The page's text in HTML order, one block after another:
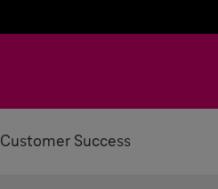
Customer Success